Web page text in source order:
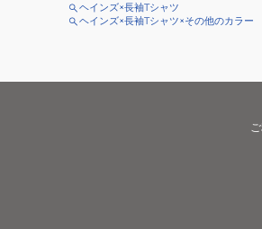
ヘインズ×長袖Tシャツ
ヘインズ×長袖Tシャツ×その他のカラー